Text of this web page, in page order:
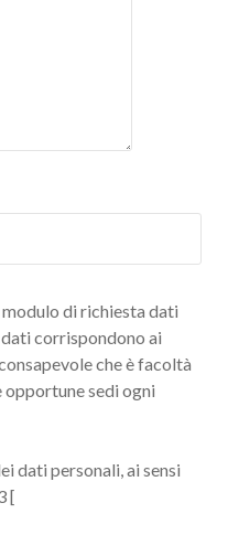
di richiesta dati
corrispondono ai
che è facoltà
sedi ogni
dati personali, ai sensi
[